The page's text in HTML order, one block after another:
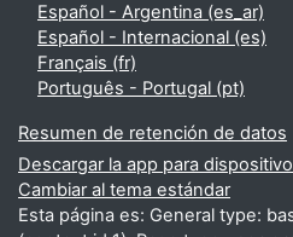
Español - Argentina ‎(es_ar)‎
Español - Internacional ‎(es)‎
Français ‎(fr)‎
Português - Portugal ‎(pt)‎
Resumen de retención de datos
Descargar la app para
Cambiar al tema estándar
Esta página es: General type: